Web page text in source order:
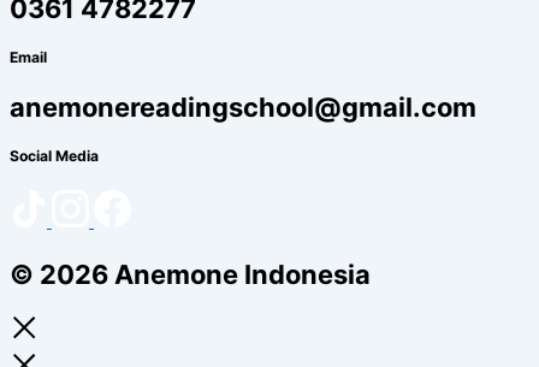
0361 4782277
Email
anemonereadingschool@gmail.com
Social Media
© 2026 Anemone Indonesia